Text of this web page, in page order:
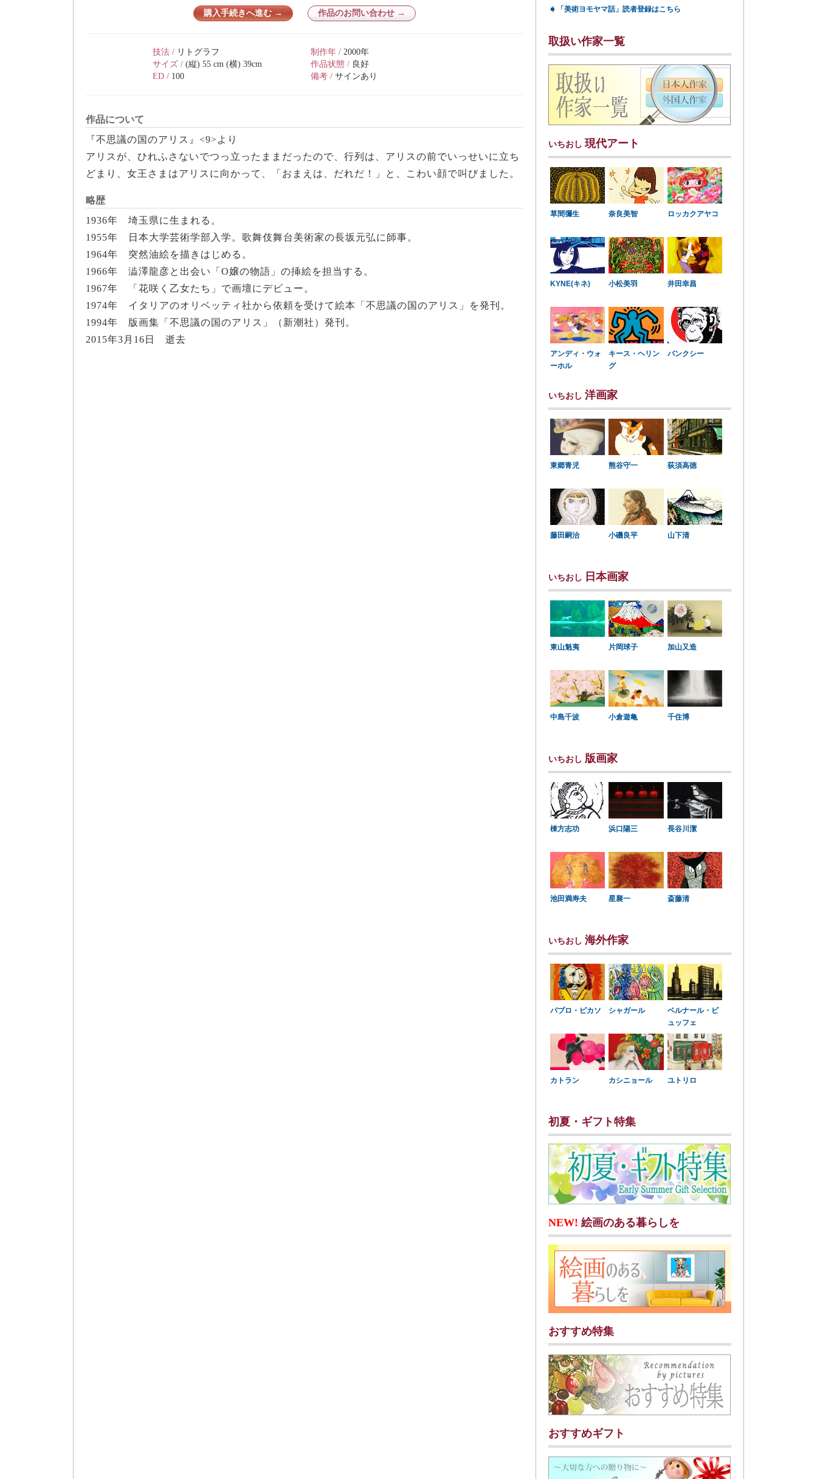
購入手続きへ進む → 作品のお問い合わせ →
技法 / リトグラフ
サイズ / (縦) 55 cm (横) 39cm
ED / 100
制作年 / 2000年
作品状態 / 良好
備考 / サインあり
作品について
『不思議の国のアリス』<9>より
アリスが、ひれふさないでつっ立ったままだったので、行列は、アリスの前でいっせいに立ち
どまり、女王さまはアリスに向かって、「おまえは、だれだ！」と、こわい顔で叫びました。
略歴
1936年 埼玉県に生まれる。
1955年 日本大学芸術学部入学。歌舞伎舞台美術家の長坂元弘に師事。
1964年 突然油絵を描きはじめる。
1966年 澁澤龍彦と出会い「O嬢の物語」の挿絵を担当する。
1967年 「花咲く乙女たち」で画壇にデビュー。
1974年 イタリアのオリベッティ社から依頼を受けて絵本「不思議の国のアリス」を発刊。
1994年 版画集「不思議の国のアリス」（新潮社）発刊。
2015年3月16日 逝去
➧ 「美術ヨモヤマ話」読者登録はこちら
取扱い作家一覧
いちおし 現代アート
草間彌生 奈良美智 ロッカクアヤコ
KYNE(キネ) 小松美羽 井田幸昌
アンディ・ウォ
ーホル
キース・ヘリン
グ
バンクシー
いちおし 洋画家
東郷青児 熊谷守一 荻須高徳
藤田嗣治 小磯良平 山下清
いちおし 日本画家
東山魁夷 片岡球子 加山又造
中島千波 小倉遊亀 千住博
いちおし 版画家
棟方志功 浜口陽三 長谷川潔
池田満寿夫 星襄一 斎藤清
いちおし 海外作家
パブロ・ピカソ シャガール
ベルナール・ビ
ュッフェ
カトラン カシニョール ユトリロ
初夏・ギフト特集
NEW! 絵画のある暮らしを
おすすめ特集
おすすめギフト